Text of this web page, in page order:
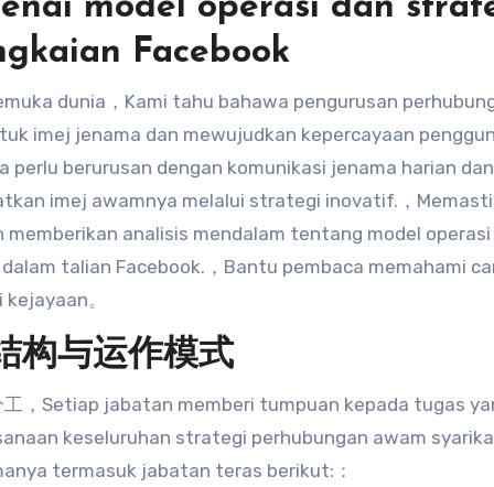
model operasi dan
Facebook
imej jenama dan mewujudkan kepercayaan
perlu berurusan dengan komunikasi jenama harian dan
imej awamnya melalui strategi inovatif.，
analisis mendalam tentang model operasi
talian Facebook.，Bantu pembaca memahami
。
构与运作模式
，Setiap jabatan memberi tumpuan kepada tugas
keseluruhan strategi perhubungan awam
termasuk jabatan teras berikut:：